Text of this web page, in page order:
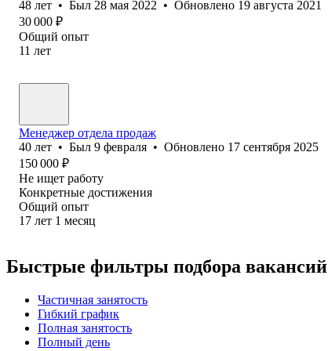
48 лет • Был 28 мая 2022 • Обновлено 19 августа 2021
30 000 ₽
Общий опыт
11 лет
Менеджер отдела продаж
40 лет • Был 9 февраля • Обновлено 17 сентября 2025
150 000 ₽
Не ищет работу
Конкретные достижения
Общий опыт
17 лет 1 месяц
Быстрые фильтры подбора вакансий
Частичная занятость
Гибкий график
Полная занятость
Полный день